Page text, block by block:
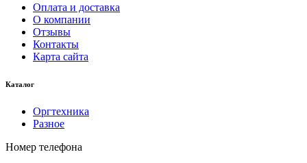
Оплата и доставка
О компании
Отзывы
Контакты
Карта сайта
Каталог
Оргтехника
Разное
Номер телефона